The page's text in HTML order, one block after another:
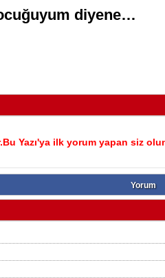
diyene…
Yazı'ya ilk yorum yapan siz
Yorum